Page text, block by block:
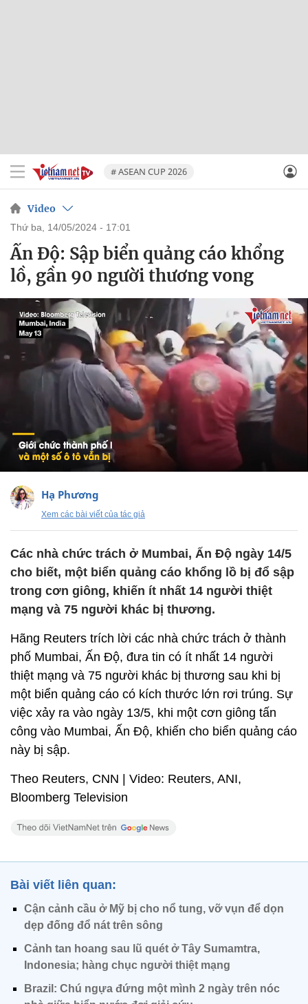
# ASEAN CUP 2026
Video
thứ ba, 14/05/2024 - 17:01
Ấn Độ: Sập biển quảng cáo khổng
lồ, gần 90 người thương vong
Hạ Phương
Xem các bài viết của tác giả
Các nhà chức trách ở Mumbai, Ấn Độ ngày 14/5
cho biết, một biển quảng cáo khổng lồ bị đổ sập
trong cơn giông, khiến ít nhất 14 người thiệt
mạng và 75 người khác bị thương.
Hãng Reuters trích lời các nhà chức trách ở thành
phố Mumbai, Ấn Độ, đưa tin có ít nhất 14 người
thiệt mạng và 75 người khác bị thương sau khi bị
một biển quảng cáo có kích thước lớn rơi trúng. Sự
việc xảy ra vào ngày 13/5, khi một cơn giông tấn
công vào Mumbai, Ấn Độ, khiến cho biển quảng cáo
này bị sập.
Theo Reuters, CNN | Video: Reuters, ANI,
Bloomberg Television
Bài viết liên quan:
Cận cảnh cầu ở Mỹ bị cho nổ tung, vỡ vụn để dọn
dẹp đống đổ nát trên sông
Cảnh tan hoang sau lũ quét ở Tây Sumamtra,
Indonesia; hàng chục người thiệt mạng
Brazil: Chú ngựa đứng một mình 2 ngày trên nóc